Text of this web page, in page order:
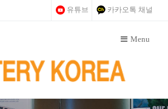
유튜브 카카오톡 채널
Menu